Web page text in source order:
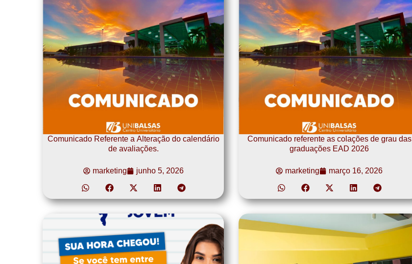
Comunicado Referente a Alteração do calendário
de avaliações.
marketing junho 5, 2026
Comunicado referente as colações de grau das
graduações EAD 2026
marketing março 16, 2026